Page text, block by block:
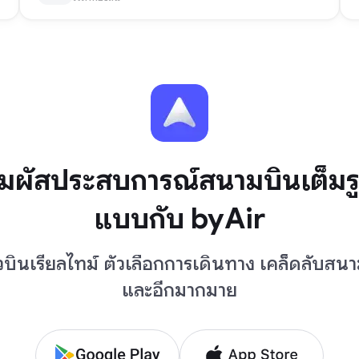
ผัสประสบการณ์สนามบินเต็ม
แบบกับ byAir
บินเรียลไทม์ ตัวเลือกการเดินทาง เคล็ดลับสน
และอีกมากมาย